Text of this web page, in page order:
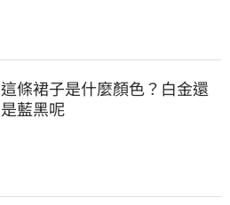
這條裙子是什麼顏色？白金還
是藍黑呢